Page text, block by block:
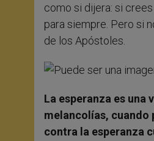
como si dijera: si
para siempre. Pero si
de los Apóstoles.
La esperanza es una
melancolías, cuando
contra la esperanza